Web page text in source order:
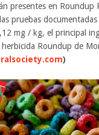
presentes en Roundup
pruebas
mg / kg, el principal
Roundup de
)